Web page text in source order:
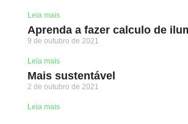
Leia mais
Aprenda a fazer calculo de
9 de outubro de 2021
Leia mais
Mais sustentável
2 de outubro de 2021
Leia mais